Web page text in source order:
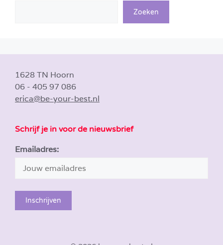
Zoeken
1628 TN Hoorn
06 - 405 97 086
erica@be-your-best.nl
Schrijf je in voor de nieuwsbrief
Emailadres: